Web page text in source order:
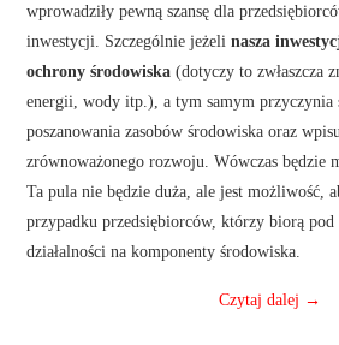
wprowadziły pewną szansę dla
inwestycji. Szczególnie jeżelinasza
ochrony środowiska(dotyczy to zwłaszcza
energii, wody itp.), a tym samym przyczynia
poszanowania zasobów środowiska oraz
zrównoważonego rozwoju. Wówczas będzie
Ta pula nie będzie duża, ale jest możliwość,
przypadku przedsiębiorców, którzy biorą pod
działalności na komponenty środowiska.
Czytaj dalej →